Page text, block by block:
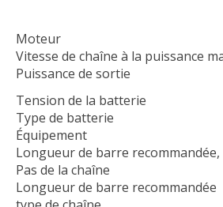
Moteur
Vitesse de chaîne à la puissance
Puissance de sortie
Tension de la batterie
Type de batterie
Équipement
Longueur de barre
Pas de la chaîne
Longueur de barre recommandée